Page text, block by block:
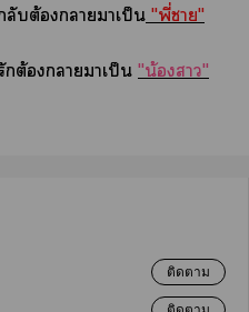
บต้องาาเป็น"พี่า"
ต้องาาเป็น"น้องา"
ติดตาม